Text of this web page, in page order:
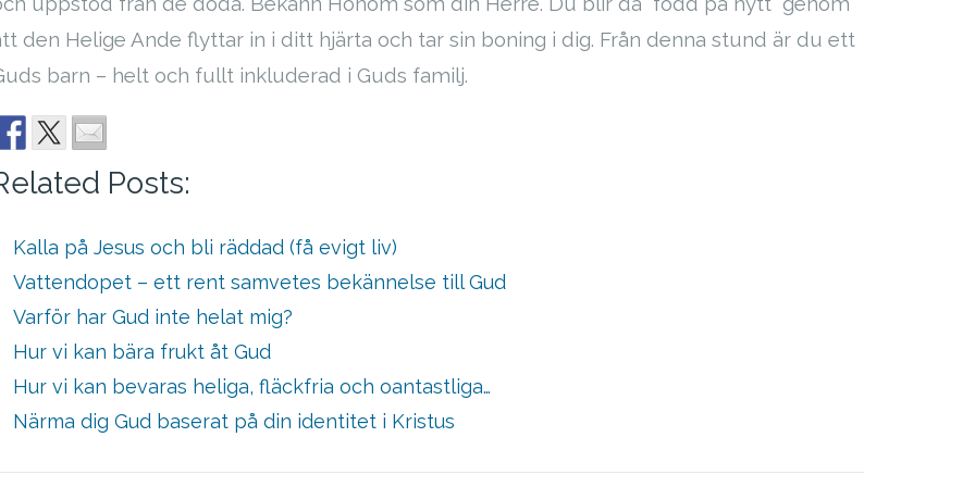
den Helige Ande flyttar in i ditt hjärta och tar sin boning i dig. Från denna stund är du ett
barn – helt och fullt inkluderad i Guds familj.
Posts:
Kalla på Jesus och bli räddad (få evigt liv)
Vattendopet – ett rent samvetes bekännelse till Gud
Varför har Gud inte helat mig?
Hur vi kan bära frukt åt Gud
Hur vi kan bevaras heliga, fläckfria och oantastliga…
Närma dig Gud baserat på din identitet i Kristus